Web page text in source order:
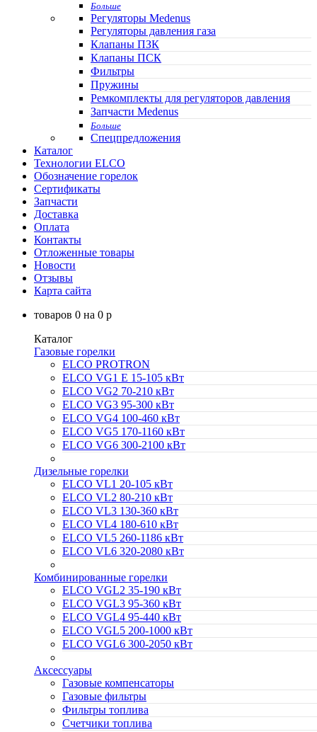
Больше
Регуляторы Medenus
Регуляторы давления газа
Клапаны ПЗК
Клапаны ПСК
Фильтры
Пружины
Ремкомплекты для регуляторов давления
Запчасти Medenus
Больше
Спецпредложения
Каталог
Технологии ELCO
Обозначение горелок
Сертификаты
Запчасти
Доставка
Оплата
Контакты
Отложенные товары
Новости
Отзывы
Карта сайта
товаров 0 на 0 p
Каталог
Газовые горелки
ELCO PROTRON
ELCO VG1 E 15-105 кВт
ELCO VG2 70-210 кВт
ELCO VG3 95-300 кВт
ELCO VG4 100-460 кВт
ELCO VG5 170-1160 кВт
ELCO VG6 300-2100 кВт
Дизельные горелки
ELCO VL1 20-105 кВт
ELCO VL2 80-210 кВт
ELCO VL3 130-360 кВт
ELCO VL4 180-610 кВт
ELCO VL5 260-1186 кВт
ELCO VL6 320-2080 кВт
Комбинированные горелки
ELCO VGL2 35-190 кВт
ELCO VGL3 95-360 кВт
ELCO VGL4 95-440 кВт
ELCO VGL5 200-1000 кВт
ELCO VGL6 300-2050 кВт
Аксессуары
Газовые компенсаторы
Газовые фильтры
Фильтры топлива
Счетчики топлива